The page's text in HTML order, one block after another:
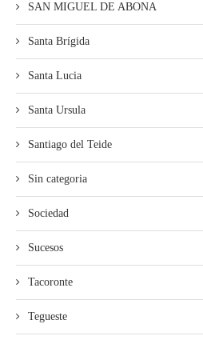
SAN MIGUEL DE ABONA
Santa Brígida
Santa Lucia
Santa Ursula
Santiago del Teide
Sin categoria
Sociedad
Sucesos
Tacoronte
Tegueste